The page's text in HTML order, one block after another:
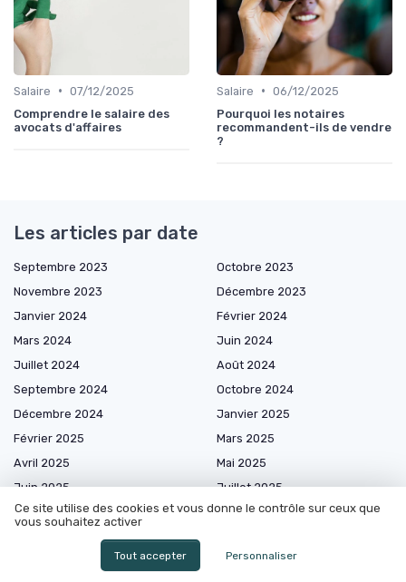
Salaire • 07/12/2025
Comprendre le salaire des
avocats d'affaires
Salaire • 06/12/2025
Pourquoi les notaires
recommandent-ils de vendre
?
Les articles par date
Septembre 2023
Octobre 2023
Novembre 2023
Décembre 2023
Janvier 2024
Février 2024
Mars 2024
Juin 2024
Juillet 2024
Août 2024
Septembre 2024
Octobre 2024
Décembre 2024
Janvier 2025
Février 2025
Mars 2025
Avril 2025
Mai 2025
Juin 2025
Juillet 2025
Août 2025
Octobre 2025
Février 2026
Ce site utilise des cookies et vous donne le contrôle sur ceux que
vous souhaitez activer
Tout accepter Personnaliser